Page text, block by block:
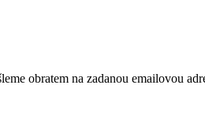
obratem na zadanou emailovou